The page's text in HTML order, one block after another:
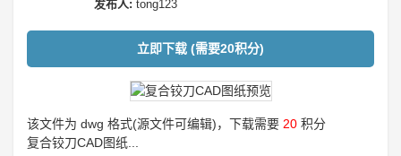
发布人: tong123
立即下载 (需要20积分)
该文件为 dwg 格式(源文件可编辑)，下载需要 20 积分
复合铰刀CAD图纸...